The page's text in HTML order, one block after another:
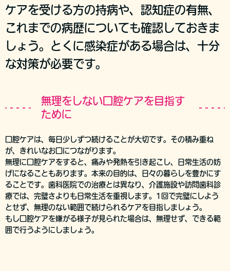
ケアを受ける方の持病や、認知症の有無、
これまでの病歴についても確認しておきま
しょう。とくに感染症がある場合は、十分
な対策が必要です。
無理をしない口腔ケアを目指す
ために
口腔ケアは、毎日少しずつ続けることが大切です。その積み重ね
が、きれいなお口につながります。
無理に口腔ケアをすると、痛みや発熱を引き起こし、日常生活の妨
げになることもあります。本来の目的は、日々の暮らしを豊かにす
ることです。歯科医院での治療とは異なり、介護施設や訪問歯科診
療では、完璧さよりも日常生活を重視します。1回で完璧にしよう
とせず、無理のない範囲で続けられるケアを目指しましょう。
もし口腔ケアを嫌がる様子が見られた場合は、無理せず、できる範
囲で行うようにしましょう。